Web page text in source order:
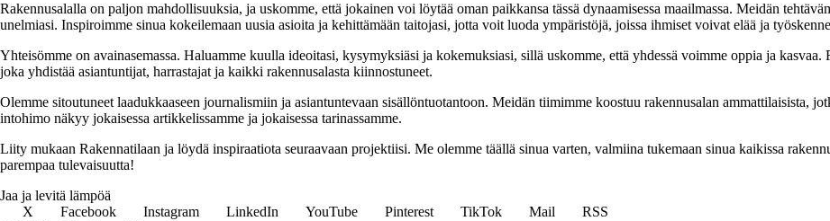
Rakennusalalla on paljon mahdollisuuksia, ja uskomme, että jokainen voi löytää oman paikkansa tässä dynaamisessa maailmassa. Meidän
unelmiasi. Inspiroimme sinua kokeilemaan uusia asioita ja kehittämään taitojasi, jotta voit luoda ympäristöjä, joissa ihmiset voivat elää ja
Yhteisömme on avainasemassa. Haluamme kuulla ideoitasi, kysymyksiäsi ja kokemuksiasi, sillä uskomme, että yhdessä voimme oppia ja
joka yhdistää asiantuntijat, harrastajat ja kaikki rakennusalasta kiinnostuneet.
Olemme sitoutuneet laadukkaaseen journalismiin ja asiantuntevaan sisällöntuotantoon. Meidän tiimimme koostuu rakennusalan ammattilaisista,
intohimo näkyy jokaisessa artikkelissamme ja jokaisessa tarinassamme.
Liity mukaan Rakennatilaan ja löydä inspiraatiota seuraavaan projektiisi. Me olemme täällä sinua varten, valmiina tukemaan sinua kaikissa
parempaa tulevaisuutta!
Jaa ja levitä lämpöä
X
Facebook Instagram LinkedIn YouTube Pinterest TikTok Mail
RSS